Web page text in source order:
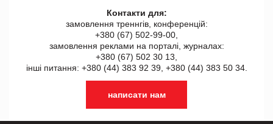
Контакти для:
замовлення треннгів, конференцій:
+380 (67) 502-99-00,
замовлення реклами на порталі, журналах:
+380 (67) 502 30 13,
інші питання: +380 (44) 383 92 39, +380 (44) 383 50 34.
написати нам